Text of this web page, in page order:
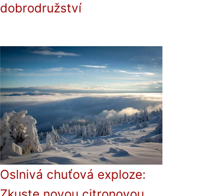
dobrodružství
Oslnivá chuťová exploze: